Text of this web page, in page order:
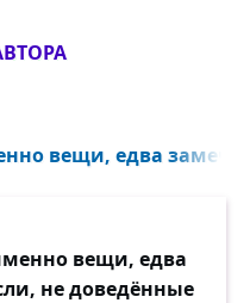
вещи, едва
вещи, едва
не доведённые